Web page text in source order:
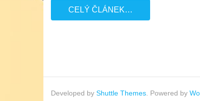
CELÝ ČLÁNEK…
Developed by Shuttle Themes . Powered by